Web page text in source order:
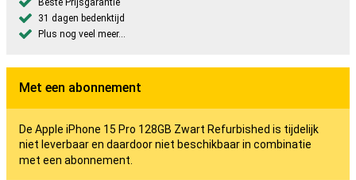
Beste Prijsgarantie
31 dagen bedenktijd
Plus nog veel meer...
Met een abonnement
De Apple iPhone 15 Pro 128GB Zwart Refurbished is tijdelijk
niet leverbaar en daardoor niet beschikbaar in combinatie
met een abonnement.